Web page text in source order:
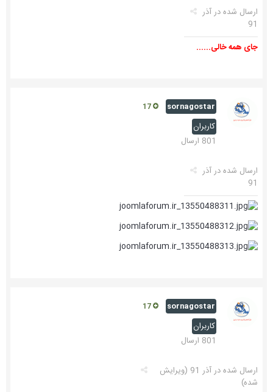
ارسال شده درآذر
91
جای همه خالی......
sornagostar
کاربران
801 ارسال
ارسال شده درآذر
91
sornagostar
کاربران
801 ارسال
ارسال شده درآذر 91
(ویرایش
شده)